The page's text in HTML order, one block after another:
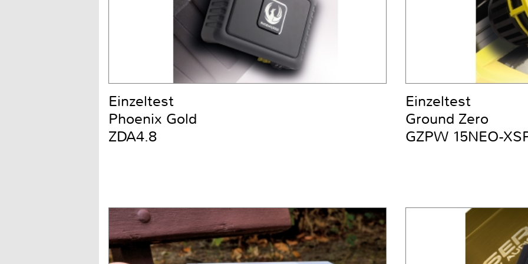
Einzeltest
Phoenix Gold
ZDA4.8
Einzeltest
Ground Zero
GZPW 15NEO-